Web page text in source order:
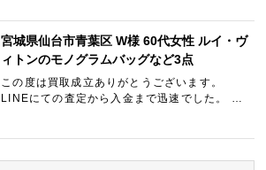
宮城県仙台市青葉区 W様 60代女性 ルイ・ヴ
ィトンのモノグラムバッグなど3点
この度は買取成立ありがとうございます。
LINEにての査定から入金まで迅速でした。 査